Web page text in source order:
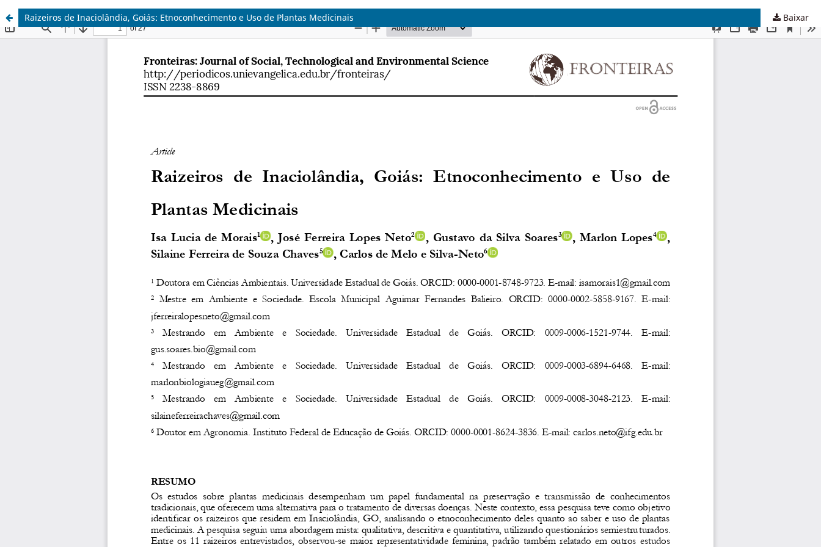
Raizeiros de Inaciolândia, Goiás: Etnoconhecimento e Uso de Plantas Medicinais Baixar